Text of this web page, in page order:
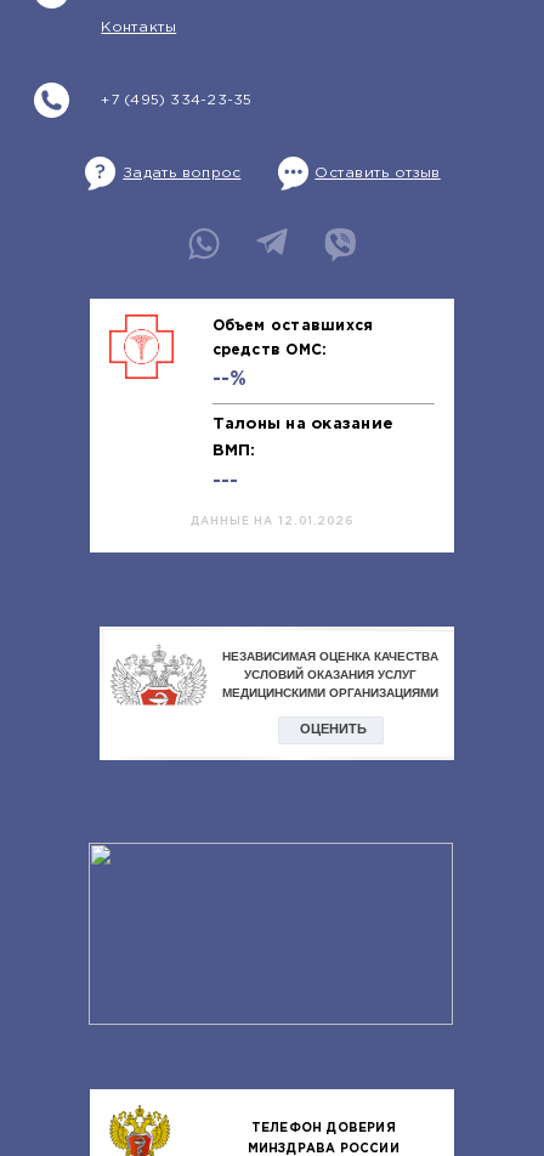
+7 (495) 334-23-35
Контакты
Задать вопрос Оставить отзыв
Объем оставшихся
средств ОМС:
--%
Талоны на оказание
ВМП:
---
ДАННЫЕ НА 12.01.2026
ТЕЛЕФОН ДОВЕРИЯ
МИНЗДРАВА РОССИИ